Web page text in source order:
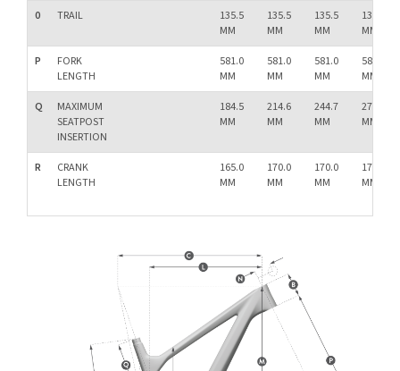
0
TRAIL
135.5
MM
135.5
MM
135.5
MM
135.5
MM
P
FORK
LENGTH
581.0
MM
581.0
MM
581.0
MM
581.0
MM
Q
MAXIMUM
SEATPOST
INSERTION
184.5
MM
214.6
MM
244.7
MM
274.6
MM
R
CRANK
LENGTH
165.0
MM
170.0
MM
170.0
MM
170.0
MM